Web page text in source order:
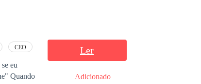
CEO
eu
Ler
Adicionado